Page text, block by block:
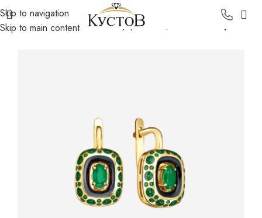
Skip to navigation
Skip to main content
Главная Каталог Золотые украшения Золотые серьги